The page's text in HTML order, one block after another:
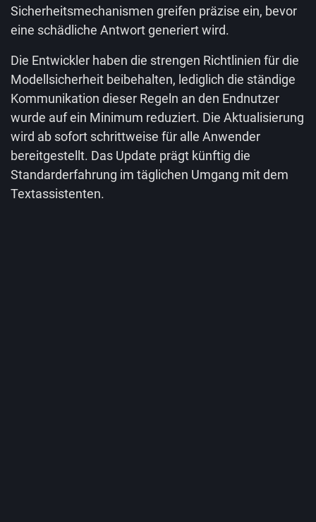
Sicherheitsmechanismen greifen präzise ein, bevor
eine schädliche Antwort generiert wird.
Die Entwickler haben die strengen Richtlinien für die
Modellsicherheit beibehalten, lediglich die ständige
Kommunikation dieser Regeln an den Endnutzer
wurde auf ein Minimum reduziert. Die Aktualisierung
wird ab sofort schrittweise für alle Anwender
bereitgestellt. Das Update prägt künftig die
Standarderfahrung im täglichen Umgang mit dem
Textassistenten.